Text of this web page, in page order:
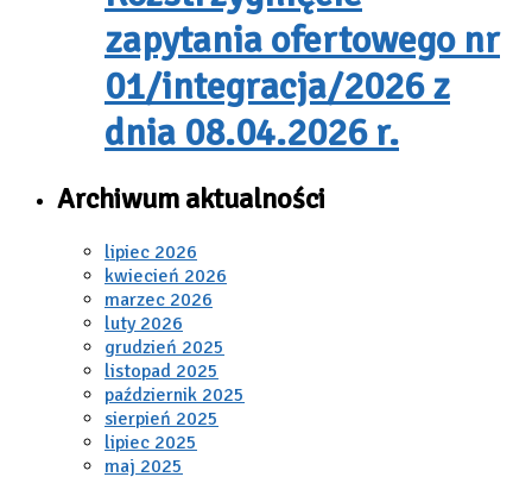
zapytania ofertowego nr
01/integracja/2026 z
dnia 08.04.2026 r.
Archiwum aktualności
lipiec 2026
kwiecień 2026
marzec 2026
luty 2026
grudzień 2025
listopad 2025
październik 2025
sierpień 2025
lipiec 2025
maj 2025